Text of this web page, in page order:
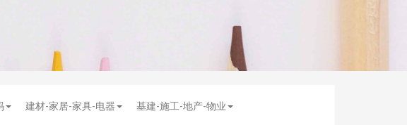
建材-家居-家具-电器 基建-施工-地产-物业